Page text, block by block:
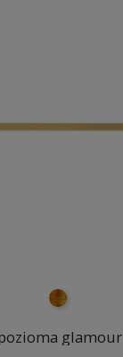
złoty
glamour